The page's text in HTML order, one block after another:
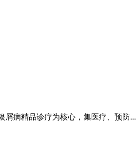
屑病精品诊疗为核心，集医疗、预防...